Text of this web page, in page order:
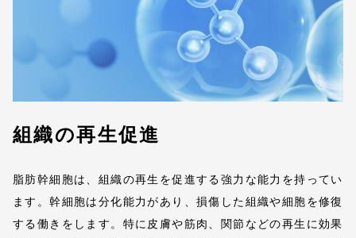
組織の再生促進
脂肪幹細胞は、組織の再生を促進する強力な能力を持ってい
ます。幹細胞は分化能力があり、損傷した組織や細胞を修復
する働きをします。特に皮膚や筋肉、関節などの再生に効果